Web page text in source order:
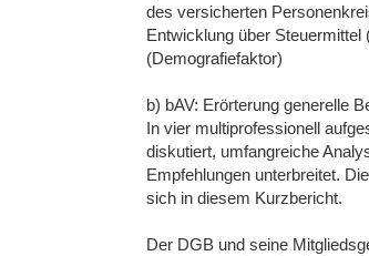
des versicherten
Entwicklung über
(Demografiefaktor)
b) bAV: Erörterung generelle
In vier multiprofessionell
diskutiert, umfangreiche
Empfehlungen unterbreitet.
sich in diesem Kurzbericht.
Der DGB und seine